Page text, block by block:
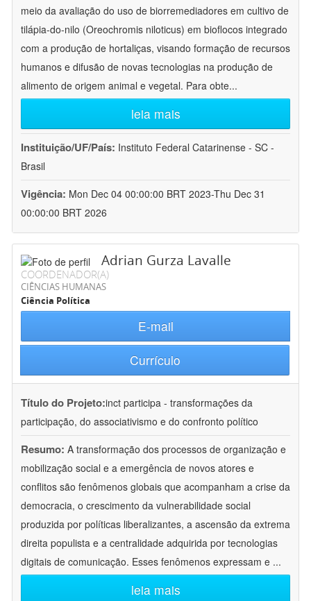
meio da avaliação do uso de biorremediadores em cultivo de
tilápia-do-nilo (Oreochromis niloticus) em bioflocos integrado
com a produção de hortaliças, visando formação de recursos
humanos e difusão de novas tecnologias na produção de
alimento de origem animal e vegetal. Para obte...
leia mais
Instituição/UF/País: Instituto Federal Catarinense - SC -
Brasil
Vigência: Mon Dec 04 00:00:00 BRT 2023-Thu Dec 31
00:00:00 BRT 2026
Adrian Gurza Lavalle
COORDENADOR(A)
CIÊNCIAS HUMANAS
Ciência Política
E-mail
Currículo
Título do Projeto:inct participa - transformações da
participação, do associativismo e do confronto político
Resumo: A transformação dos processos de organização e
mobilização social e a emergência de novos atores e
conflitos são fenômenos globais que acompanham a crise da
democracia, o crescimento da vulnerabilidade social
produzida por políticas liberalizantes, a ascensão da extrema
direita populista e a centralidade adquirida por tecnologias
digitais de comunicação. Esses fenômenos expressam e ...
leia mais